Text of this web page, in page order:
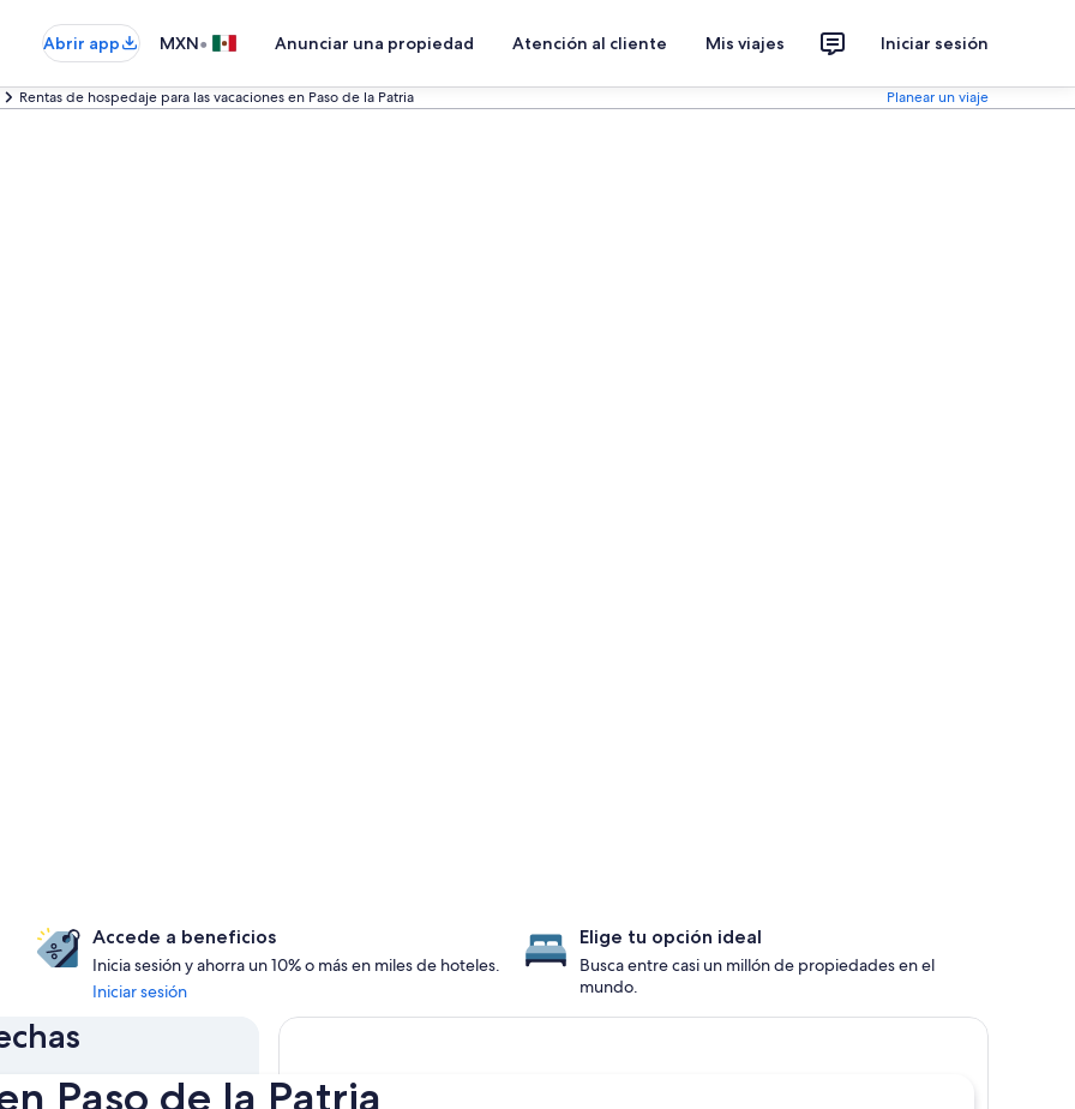
Abrir app MXN• Anunciar una propiedad Atención al cliente Mis viajes Iniciar sesión
Rentas de hospedaje para las vacaciones en Paso de la Patria Planear un viaje
Paso de la Patria
Accede a beneficios
Inicia sesión y ahorra un 10% o más en miles de hoteles.
Iniciar sesión
Elige tu opción ideal
Busca entre casi un millón de propiedades en el
mundo.
En dos meses